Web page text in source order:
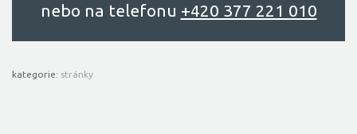
nebo na telefonu +420 377 221 010
kategorie: stránky